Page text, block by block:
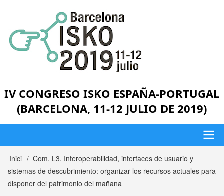
contingut
IV CONGRESO ISKO ESPAÑA-PORTUGAL
(BARCELONA, 11-12 JULIO DE 2019)
Menú
principal
Fil
d'Ariadna
Inici
Com. L3. Interoperabilidad, interfaces de usuario y
sistemas de descubrimiento: organizar los recursos actuales para
disponer del patrimonio del mañana